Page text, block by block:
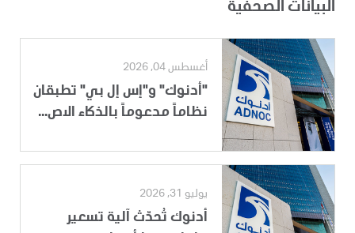
البيانات الصحفية
أغسطس 04, 2026
"أدنوك" و"إس إل بي" تطبقان
نظاماً مدعوماً بالذكاء الاص...
يوليو 31, 2026
أدنوك تُحدّث آلية تسعير